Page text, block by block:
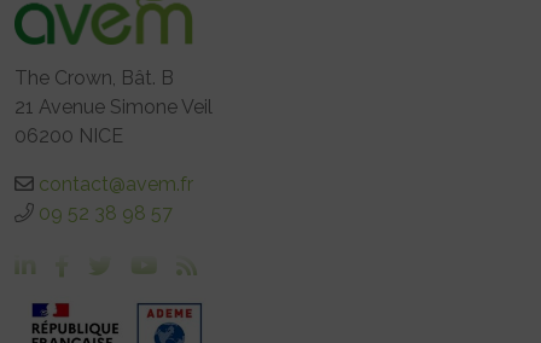
The Crown, Bât. B
21 Avenue Simone Veil
06200 NICE
contact@avem.fr
09 52 38 98 57